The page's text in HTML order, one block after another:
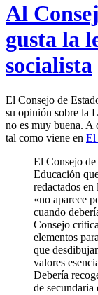
Al
gusta la
socialista
El Consejo de
su opinión sobre la
no es muy buena. A
tal como viene en El
El Consejo
Educación
redactados
«no aparece
cuando
Consejo
elementos
que
valores
Debería
de secundaria